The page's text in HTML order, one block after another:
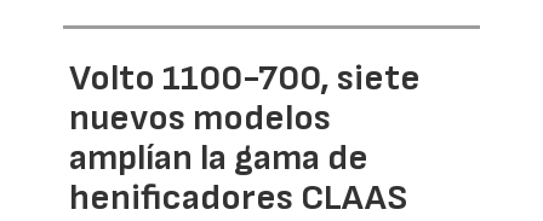
Volto 1100-700, siete
nuevos modelos
amplían la gama de
henificadores CLAAS